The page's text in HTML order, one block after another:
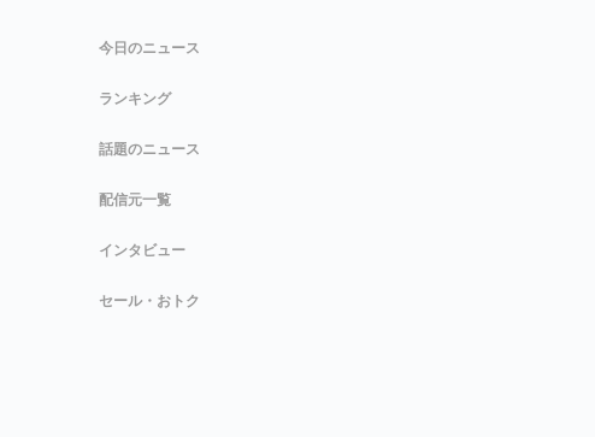
今日のニュース
ランキング
話題のニュース
配信元一覧
インタビュー
セール・おトク